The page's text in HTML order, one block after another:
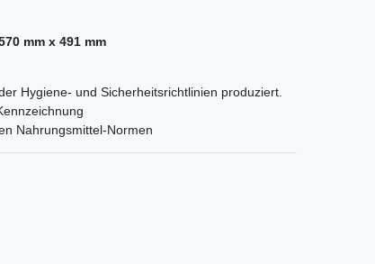
mm x 491 mm
Hygiene- und Sicherheitsrichtlinien produziert.
Nahrungsmittel-Normen